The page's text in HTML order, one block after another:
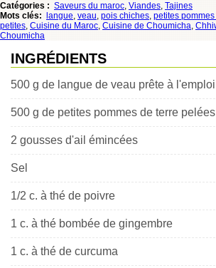
Catégories : Saveurs du maroc, Viandes, Tajines
Mots clés:
langue, veau, pois chiches, petites
petites, Cuisine du Maroc, Cuisine de Choumicha,
Choumicha
INGRÉDIENTS
500 g de langue de veau prête à
500 g de petites pommes de terre pelées
2 gousses d'ail émincées
Sel
1/2 c. à thé de poivre
1 c. à thé bombée de gingembre
1 c. à thé de curcuma